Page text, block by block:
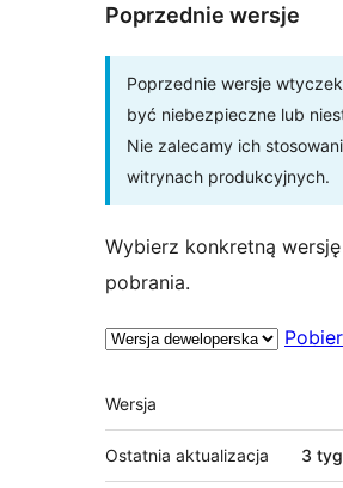
Poprzednie wersje
Poprzednie wersje
być niebezpieczne lub
Nie zalecamy ich
witrynach produkcyjnych.
Wybierz konkretną
pobrania.
Meta
Wersja
Ostatnia aktualizacja 3